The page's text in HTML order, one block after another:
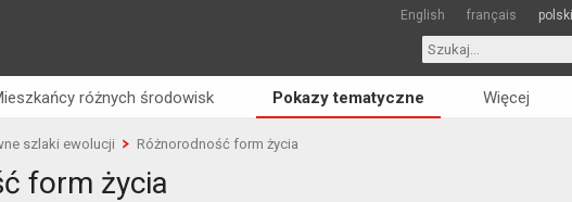
English français polski
różnych środowisk Pokazy tematyczne Więcej
szlaki ewolucji Różnorodność form życia
form życia